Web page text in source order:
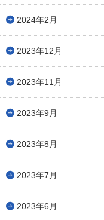
2024年2月
2023年12月
2023年11月
2023年9月
2023年8月
2023年7月
2023年6月